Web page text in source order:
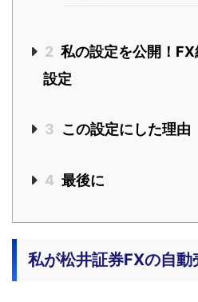
2 私の設定を公開！
設定
3 この設定にした理由
4 最後に
私が松井証券FXの自